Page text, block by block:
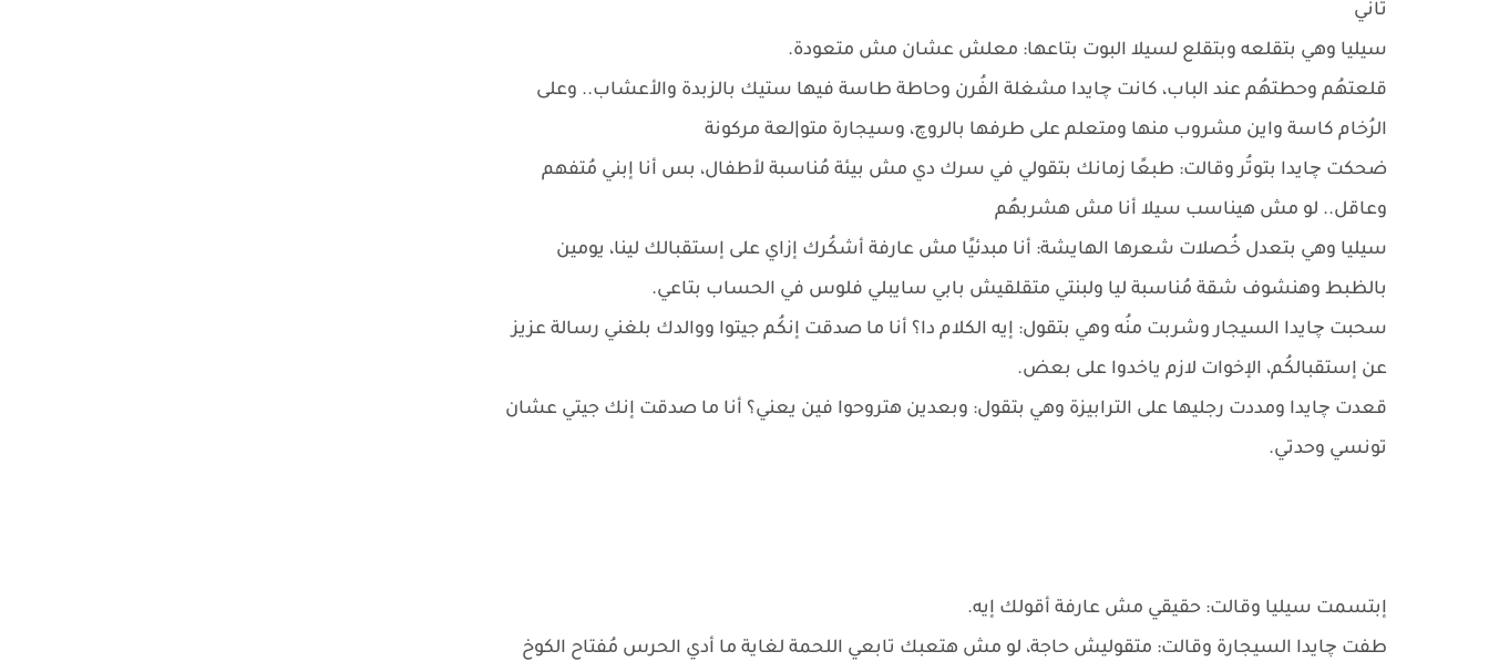
تاني
سيليا وهي بتقلعه وبتقلع لسيلا البوت بتاعها: معلش عشان مش متعودة.
قلعتهُم وحطتهُم عند الباب، كانت چايدا مشغلة الفُرن وحاطة طاسة فيها ستيك بالزبدة والأعشاب.. وعلى
الرُخام كاسة واين مشروب منها ومتعلم على طرفها بالروچ، وسيجارة متو|لعة مركونة
ضحكت چايدا بتوتُر وقالت: طبعًا زمانك بتقولي في سرك دي مش بيئة مُناسبة لأطفال، بس أنا إبني مُتفهم
وعاقل.. لو مش هيناسب سيلا أنا مش هشربهُم
سيليا وهي بتعدل خُصلات شعرها الهايشة: أنا مبدئيًا مش عارفة أشكُرك إزاي على إستقبالك لينا، يومين
بالظبط وهنشوف شقة مُناسبة ليا ولبنتي متقلقيش بابي سايبلي فلوس في الحساب بتاعي.
سحبت چايدا السيجار وشربت منُه وهي بتقول: إيه الكلام دا؟ أنا ما صدقت إنكُم جيتوا ووالدك بلغني رسالة عزيز
عن إستقبالكُم، الإخوات لازم ياخدوا على بعض.
قعدت چايدا ومددت رجليها على الترابيزة وهي بتقول: وبعدين هتروحوا فين يعني؟ أنا ما صدقت إنك جيتي عشان
تونسي وحدتي.
إبتسمت سيليا وقالت: حقيقي مش عارفة أقولك إيه.
طفت چايدا السيجارة وقالت: متقوليش حاجة، لو مش هتعبك تابعي اللحمة لغاية ما أدي الحرس مُفتاح الكوخ